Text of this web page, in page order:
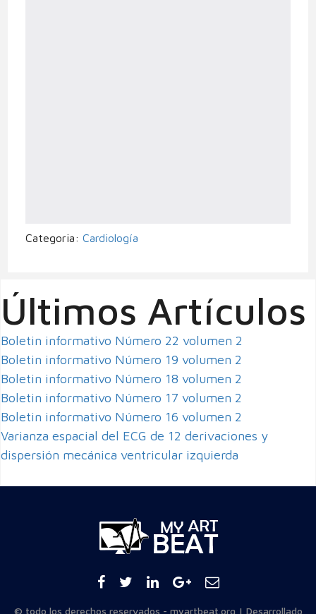
Categoria: Cardiología
Últimos Artículos
Boletin informativo Número 22 volumen 2
Boletin informativo Número 19 volumen 2
Boletin informativo Número 18 volumen 2
Boletin informativo Número 17 volumen 2
Boletin informativo Número 16 volumen 2
Varianza espacial del ECG de 12 derivaciones y
dispersión mecánica ventricular izquierda
© todo los derechos reservados - myartbeat.org | Desarrollado